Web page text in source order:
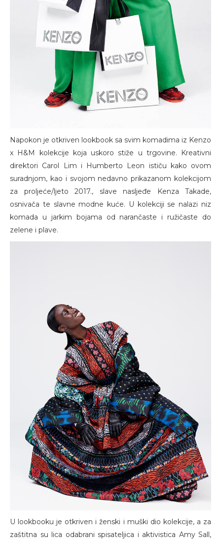
Napokon je otkriven lookbook sa svim komadima iz Kenzo
x H&M kolekcije koja uskoro stiže u trgovine. Kreativni
direktori Carol Lim i Humberto Leon ističu kako ovom
suradnjom, kao i svojom nedavno prikazanom kolekcijom
za proljeće/ljeto 2017., slave nasljeđe Kenza Takade,
osnivača te slavne modne kuće. U kolekciji se nalazi niz
komada u jarkim bojama od narančaste i ružičaste do
zelene i plave.
U lookbooku je otkriven i ženski i muški dio kolekcije, a za
zaštitna su lica odabrani spisateljica i aktivistica Amy Sall,